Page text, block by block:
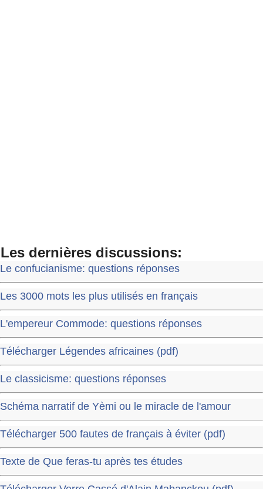
Les dernières discussions:
Le confucianisme: questions réponses
Les 3000 mots les plus utilisés en français
L'empereur Commode: questions réponses
Télécharger Légendes africaines (pdf)
Le classicisme: questions réponses
Schéma narratif de Yèmi ou le miracle de l'amour
Télécharger 500 fautes de français à éviter (pdf)
Texte de Que feras-tu après tes études